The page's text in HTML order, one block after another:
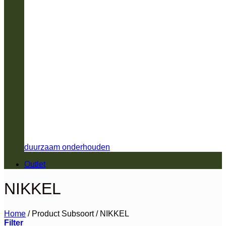
duurzaam onderhouden
Outlet
NIKKEL
Home /Product Subsoort/NIKKEL
Filter